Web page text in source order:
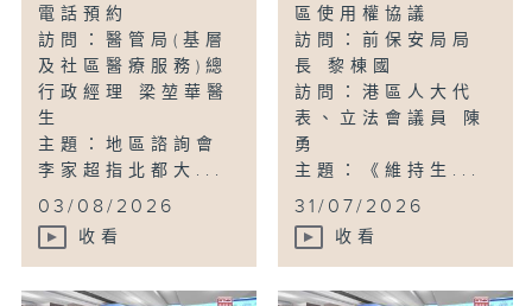
電話預約
訪問：醫管局(基層
及社區醫療服務)總
行政經理 梁堃華醫
生
主題：地區諮詢會
李家超指北都大...
03/08/2026
收看
區使用權協議
訪問：前保安局局
長 黎棟國
訪問：港區人大代
表、立法會議員 陳
勇
主題：《維持生...
31/07/2026
收看